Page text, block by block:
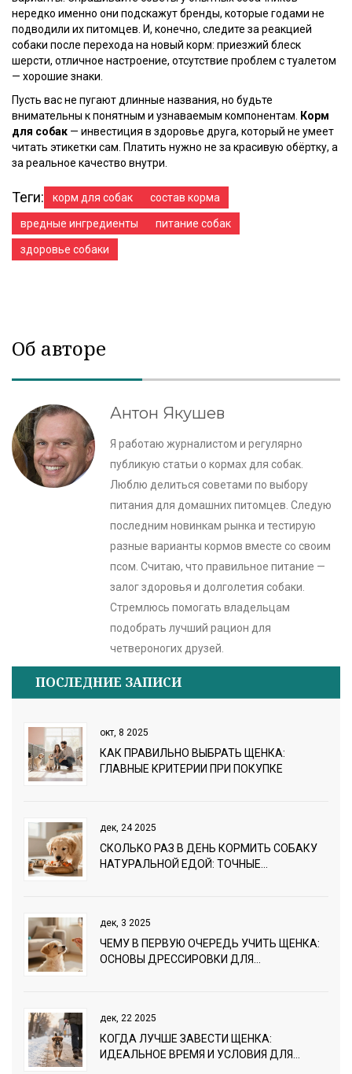
нередко именно они подскажут бренды, которые годами не
подводили их питомцев. И, конечно, следите за реакцией
собаки после перехода на новый корм: приезжий блеск
шерсти, отличное настроение, отсутствие проблем с туалетом
— хорошие знаки.
Пусть вас не пугают длинные названия, но будьте
внимательны к понятным и узнаваемым компонентам. Корм
для собак — инвестиция в здоровье друга, который не умеет
читать этикетки сам. Платить нужно не за красивую обёртку, а
за реальное качество внутри.
Теги: корм для собак состав корма
вредные ингредиенты питание собак
здоровье собаки
Об авторе
Антон Якушев
Я работаю журналистом и регулярно
публикую статьи о кормах для собак.
Люблю делиться советами по выбору
питания для домашних питомцев. Следую
последним новинкам рынка и тестирую
разные варианты кормов вместе со своим
псом. Считаю, что правильное питание —
залог здоровья и долголетия собаки.
Стремлюсь помогать владельцам
подобрать лучший рацион для
четвероногих друзей.
ПОСЛЕДНИЕ ЗАПИСИ
окт, 8 2025
КАК ПРАВИЛЬНО ВЫБРАТЬ ЩЕНКА:
ГЛАВНЫЕ КРИТЕРИИ ПРИ ПОКУПКЕ
дек, 24 2025
СКОЛЬКО РАЗ В ДЕНЬ КОРМИТЬ СОБАКУ
НАТУРАЛЬНОЙ ЕДОЙ: ТОЧНЫЕ
дек, 3 2025
ЧЕМУ В ПЕРВУЮ ОЧЕРЕДЬ УЧИТЬ ЩЕНКА:
ОСНОВЫ ДРЕССИРОВКИ ДЛЯ
дек, 22 2025
КОГДА ЛУЧШЕ ЗАВЕСТИ ЩЕНКА:
ИДЕАЛЬНОЕ ВРЕМЯ И УСЛОВИЯ ДЛЯ